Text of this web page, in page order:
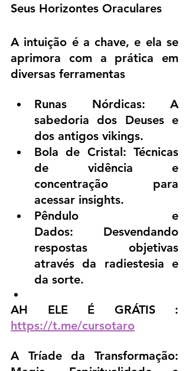
Seus Horizontes Oraculares
A intuição é a chave, e ela se
aprimora com a prática em
diversas ferramentas
Runas Nórdicas: A
sabedoria dos Deuses e
dos antigos vikings.
Bola de Cristal: Técnicas
de vidência e
concentração para
acessar insights.
Pêndulo e
Dados: Desvendando
respostas objetivas
através da radiestesia e
da sorte.
https://t.me/cursotaro
A Tríade da Transformação: